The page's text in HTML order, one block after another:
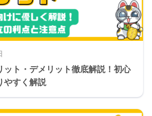
ット・デメリット徹底解説！初心
やすく解説